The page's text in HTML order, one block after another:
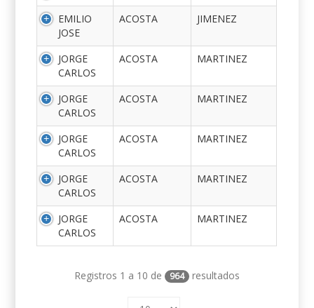
EMILIO
JOSE
ACOSTA JIMENEZ
JORGE
CARLOS
ACOSTA MARTINEZ
JORGE
CARLOS
ACOSTA MARTINEZ
JORGE
CARLOS
ACOSTA MARTINEZ
JORGE
CARLOS
ACOSTA MARTINEZ
JORGE
CARLOS
ACOSTA MARTINEZ
Registros 1 a 10 de 964 resultados